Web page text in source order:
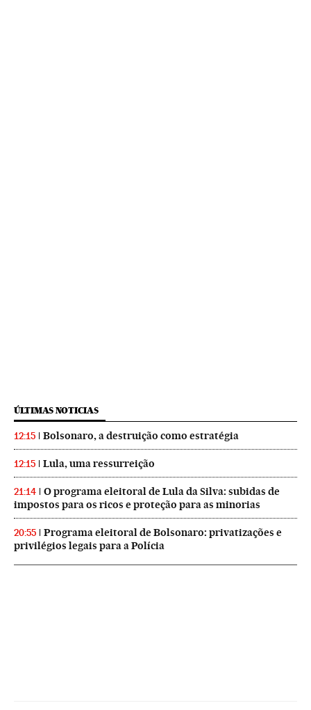
ÚLTIMAS NOTICIAS
12:15 Bolsonaro, a destruição como estratégia
12:15 Lula, uma ressurreição
21:14
O programa eleitoral de Lula da Silva: subidas de
impostos para os ricos e proteção para as minorias
20:55
Programa eleitoral de Bolsonaro: privatizações e
privilégios legais para a Polícia